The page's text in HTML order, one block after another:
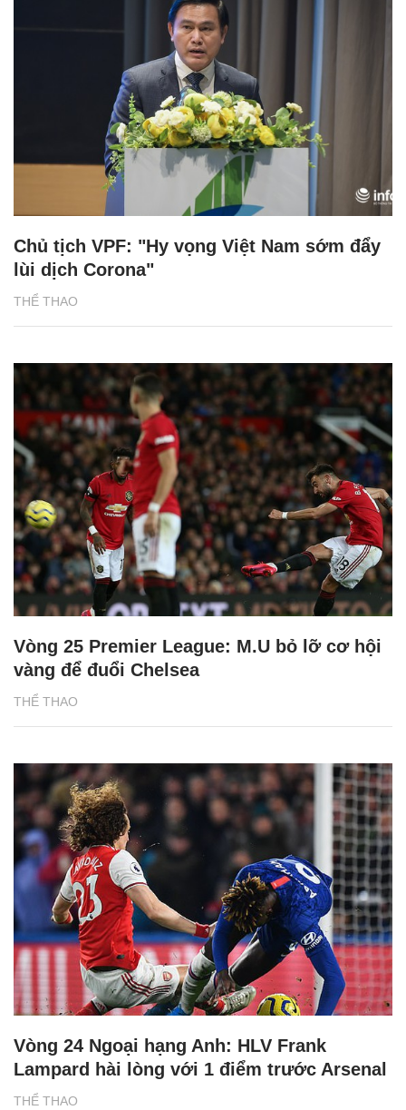
THỂ THAO
Chủ tịch VPF: "Hy vọng Việt Nam sớm đẩy
lùi dịch Corona"
THỂ THAO
Vòng 25 Premier League: M.U bỏ lỡ cơ hội
vàng để đuổi Chelsea
THỂ THAO
Vòng 24 Ngoại hạng Anh: HLV Frank
Lampard hài lòng với 1 điểm trước Arsenal